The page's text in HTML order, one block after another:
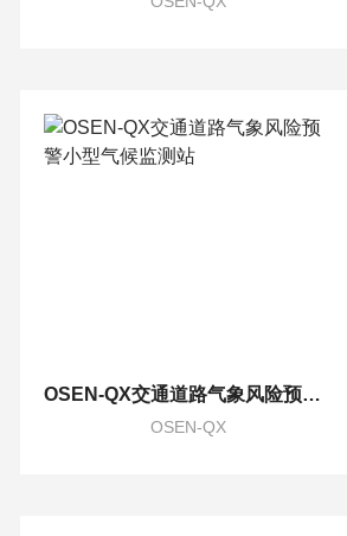
OSEN-QX交通道路气象风险预警小型气候监测站
OSEN-QX